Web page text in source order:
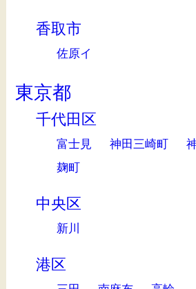
香取市
佐原イ
東京都
千代田区
富士見 神田三崎町
麹町
中央区
新川
港区